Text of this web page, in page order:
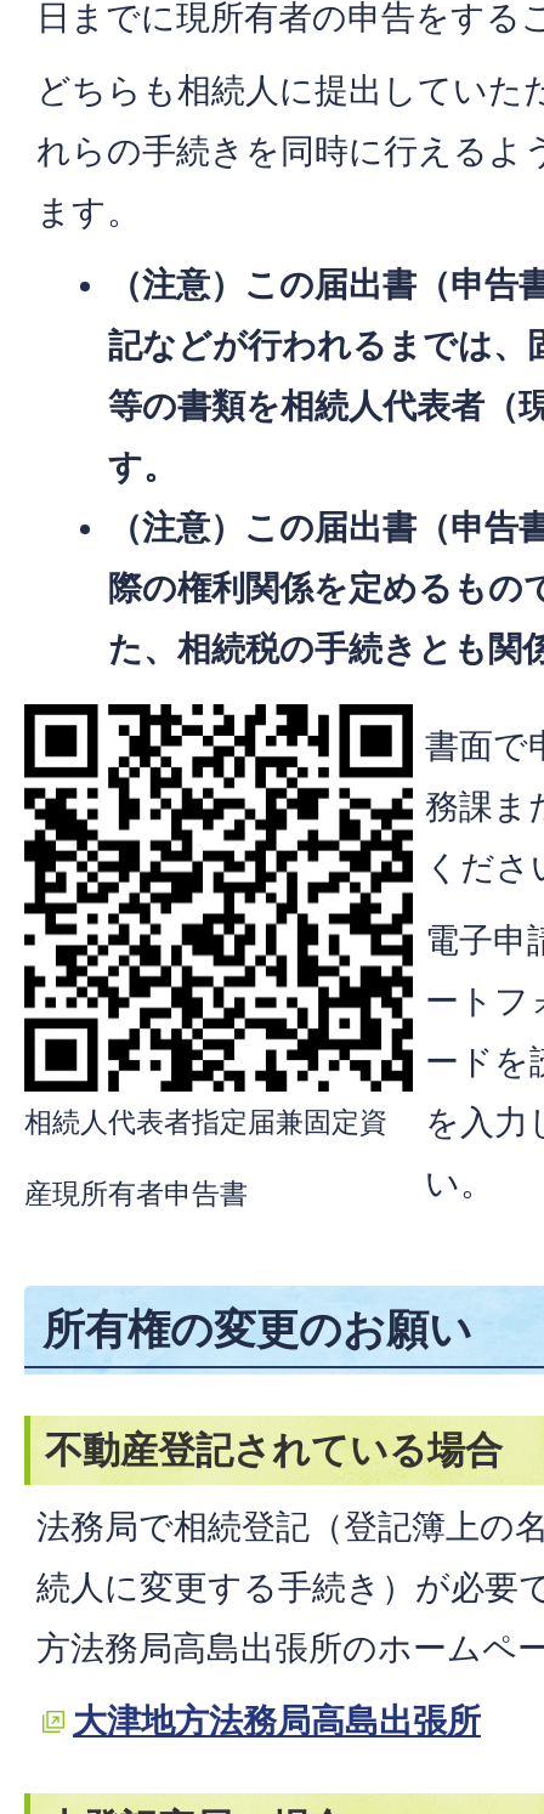
日までに現所有者の申告をする
どちらも相続人に提出していた
れらの手続きを同時に行えるよ
ます。
（注意）この届出書（申告
記などが行われるまでは、
等の書類を相続人代表者（
す。
（注意）この届出書（申告
際の権利関係を定めるもの
た、相続税の手続きとも関
相続人代表者指定届兼固定資
産現所有者申告書
書面で
務課ま
くださ
電子申
ートフ
ードを
を入力
い。
所有権の変更のお願い
不動産登記されている場合
法務局で相続登記（登記簿上の
続人に変更する手続き）が必要
方法務局高島出張所のホームペ
大津地方法務局高島出張所